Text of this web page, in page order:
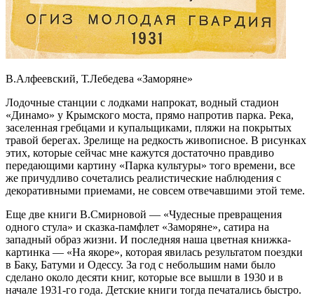
В.Алфеевский, Т.Лебедева «Заморяне»
Лодочные станции с лодками напрокат, водный стадион
«Динамо» у Крымского моста, прямо напротив парка. Река,
заселенная гребцами и купальщиками, пляжи на покрытых
травой берегах. Зрелище на редкость живописное. В рисунках
этих, которые сейчас мне кажутся достаточно правдиво
передающими картину «Парка культуры» того времени, все
же причудливо сочетались реалистические наблюдения с
декоративными приемами, не совсем отвечавшими этой теме.
Еще две книги В.Смирновой — «Чудесные превращения
одного стула» и сказка-памфлет «Заморяне», сатира на
западный образ жизни. И последняя наша цветная книжка-
картинка — «На якоре», которая явилась результатом поездки
в Баку, Батуми и Одессу. За год с небольшим нами было
сделано около десяти книг, которые все вышли в 1930 и в
начале 1931-го года. Детские книги тогда печатались быстро.